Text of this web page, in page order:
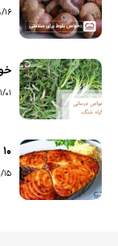
16
01
۱۰ مورد از فواید مصرف ماهی شیر جنوب
15